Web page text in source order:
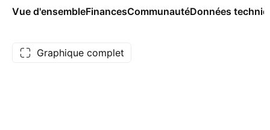
Vue d'ensembleFinancesCommunautéDonnées
Graphique complet